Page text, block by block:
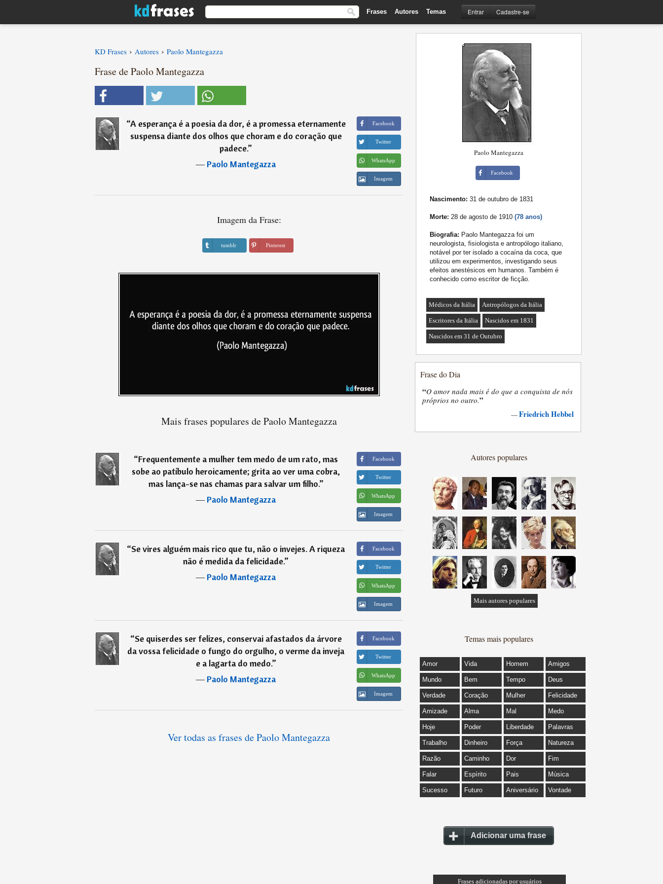
Frases Autores Temas Entrar Cadastre-se
KD Frases › Autores › Paolo Mantegazza
Frase de Paolo Mantegazza
“A esperança é a poesia da dor, é a promessa eternamente
suspensa diante dos olhos que choram e do coração que
padece.”
―Paolo Mantegazza
Facebook
Twitter
WhatsApp
Imagem
Imagem da Frase:
tumblr Pinterest
Mais frases populares de Paolo Mantegazza
“Frequentemente a mulher tem medo de um rato, mas
sobe ao patíbulo heroicamente; grita ao ver uma cobra,
mas lança-se nas chamas para salvar um filho.”
―Paolo Mantegazza
Facebook
Twitter
WhatsApp
Imagem
“Se vires alguém mais rico que tu, não o invejes. A riqueza
não é medida da felicidade.”
―Paolo Mantegazza
Facebook
Twitter
WhatsApp
Imagem
“Se quiserdes ser felizes, conservai afastados da árvore
da vossa felicidade o fungo do orgulho, o verme da inveja
e a lagarta do medo.”
―Paolo Mantegazza
Facebook
Twitter
WhatsApp
Imagem
Ver todas as frases de Paolo Mantegazza
Paolo Mantegazza
Facebook
Nascimento: 31 de outubro de 1831
Morte: 28 de agosto de 1910 (78 anos)
Biografia: Paolo Mantegazza foi um
neurologista, fisiologista e antropólogo italiano,
notável por ter isolado a cocaína da coca, que
utilizou em experimentos, investigando seus
efeitos anestésicos em humanos. Também é
conhecido como escritor de ficção.
Médicos da Itália Antropólogos da Itália
Escritores da Itália Nascidos em 1831
Nascidos em 31 de Outubro
Frase do Dia
“O amor nada mais é do que a conquista de nós
próprios no outro.”
—Friedrich Hebbel
Autores populares
Mais autores populares
Temas mais populares
Amor Vida Homem Amigos
Mundo Bem Tempo Deus
Verdade Coração Mulher Felicidade
Amizade Alma Mal Medo
Hoje Poder Liberdade Palavras
Trabalho Dinheiro Força Natureza
Razão Caminho Dor Fim
Falar Espírito Pais Música
Sucesso Futuro Aniversário Vontade
Adicionar uma frase
Frases adicionadas por usuários